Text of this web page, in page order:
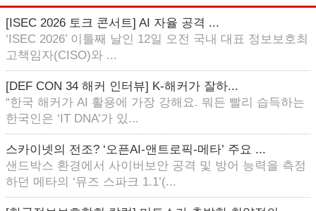
[ISEC 2026 토크 콘서트] AI 자율 공격 ...
‘ISEC 2026’ 이틀째 날인 12일 오전 국내 대표 정보보호최
고책임자(CISO)와 ...
[DEF CON 34 해커 인터뷰] K-해커가 잘하...
“한국 해커가 AI 활용에 가장 강해요. 뭐든 빨리 습득하는
한국인은 ‘IT DNA’가 있...
스카이넷의 전조? ‘오픈AI-앤트로픽-메타’ 주요 ...
샌드박스 환경에서 사이버보안 공격 및 방어 능력을 측정
하던 메타의 ‘뮤즈 스파크 1.1’(...